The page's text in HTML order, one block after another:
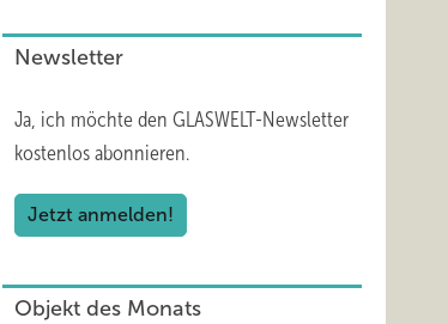
Newsletter
Ja, ich möchte den GLASWELT-Newsletter
kostenlos abonnieren.
Jetzt anmelden!
Objekt des Monats